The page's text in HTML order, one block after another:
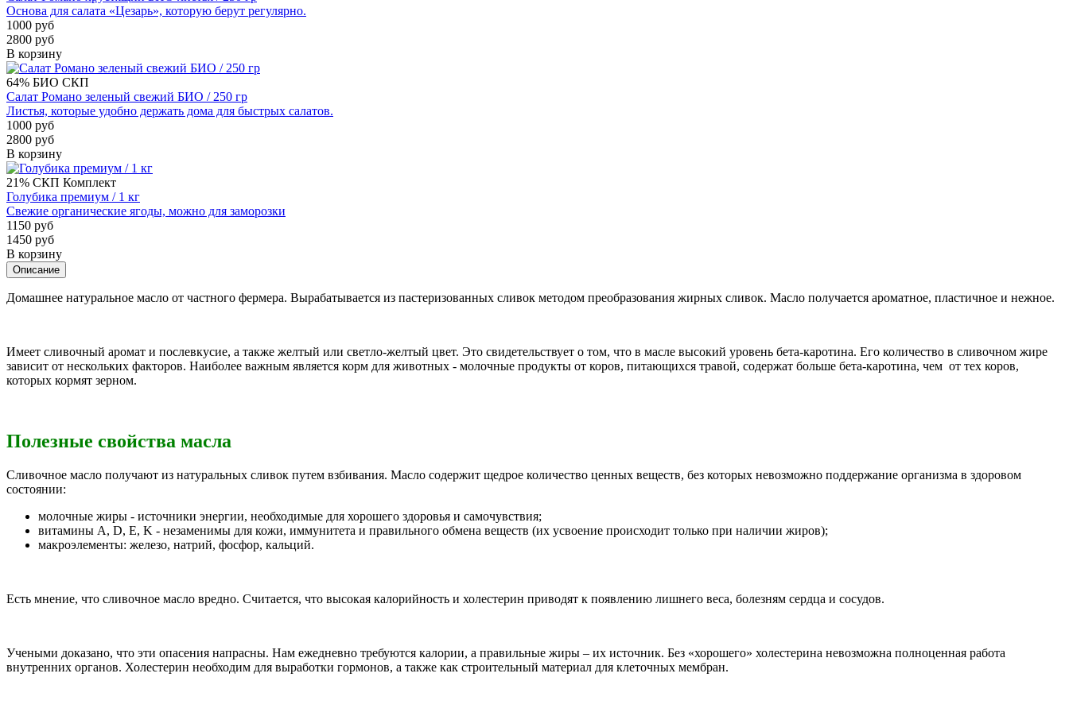
Основа для салата «Цезарь», которую берут регулярно.
1000 руб
2800 руб
В корзину
64% БИО СКП
Салат Романо зеленый свежий БИО / 250 гр
Листья, которые удобно держать дома для быстрых салатов.
1000 руб
2800 руб
В корзину
21% СКП Комплект
Голубика премиум / 1 кг
Свежие органические ягоды, можно для заморозки
1150 руб
1450 руб
В корзину
Описание
Домашнее натуральное масло от частного фермера. Вырабатывается из пастеризованных сливок методом преобразования жирных сливок. Масло получается ароматное, пластичное и нежное.
Имеет сливочный аромат и послевкусие, а также желтый или светло-желтый цвет. Это свидетельствует о том, что в масле высокий уровень бета-каротина. Его количество в сливочном жире
зависит от нескольких факторов. Наиболее важным является корм для животных - молочные продукты от коров, питающихся травой, содержат больше бета-каротина, чем от тех коров,
которых кормят зерном.
Полезные свойства масла
Сливочное масло получают из натуральных сливок путем взбивания. Масло содержит щедрое количество ценных веществ, без которых невозможно поддержание организма в здоровом
состоянии:
молочные жиры - источники энергии, необходимые для хорошего здоровья и самочувствия;
витамины A, D, E, K - незаменимы для кожи, иммунитета и правильного обмена веществ (их усвоение происходит только при наличии жиров);
макроэлементы: железо, натрий, фосфор, кальций.
Есть мнение, что сливочное масло вредно. Считается, что высокая калорийность и холестерин приводят к появлению лишнего веса, болезням сердца и сосудов.
Учеными доказано, что эти опасения напрасны. Нам ежедневно требуются калории, а правильные жиры – их источник. Без «хорошего» холестерина невозможна полноценная работа
внутренних органов. Холестерин необходим для выработки гормонов, а также как строительный материал для клеточных мембран.